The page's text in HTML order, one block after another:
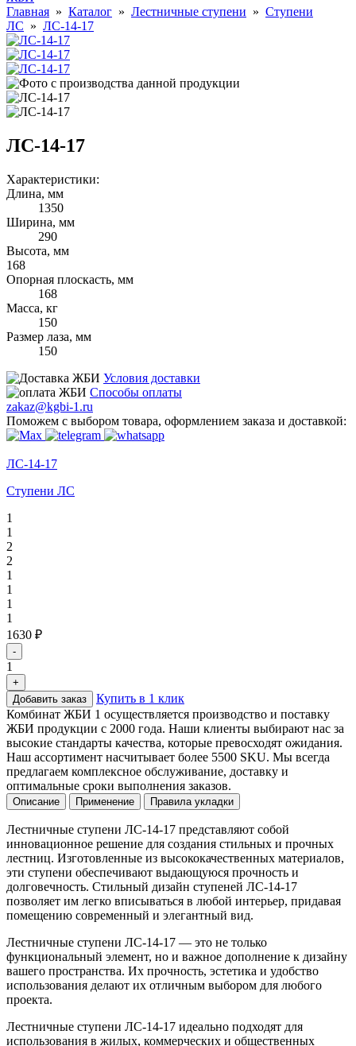
Главная » Каталог » Лестничные ступени » Ступени
ЛС » ЛС-14-17
ЛС-14-17
Характеристики:
Длина, мм
1350
Ширина, мм
290
Высота, мм
168
Опорная плоскасть, мм
168
Масса, кг
150
Размер лаза, мм
150
Условия доставки
Способы оплаты
zakaz@kgbi-1.ru
Поможем с выбором товара, оформлением заказа и доставкой:
ЛС-14-17
Ступени ЛС
1
1
2
2
1
1
1
1
1630 ₽
-
1
+
Добавить заказ
Купить в 1 клик
Комбинат ЖБИ 1 осуществляется производство и поставку
ЖБИ продукции с 2000 года. Наши клиенты выбирают нас за
высокие стандарты качества, которые превосходят ожидания.
Наш ассортимент насчитывает более 5500 SKU. Мы всегда
предлагаем комплексное обслуживание, доставку и
оптимальные сроки выполнения заказов.
Описание Применение Правила укладки
Лестничные ступени ЛС-14-17 представляют собой
инновационное решение для создания стильных и прочных
лестниц. Изготовленные из высококачественных материалов,
эти ступени обеспечивают выдающуюся прочность и
долговечность. Стильный дизайн ступеней ЛС-14-17
позволяет им легко вписываться в любой интерьер, придавая
помещению современный и элегантный вид.
Лестничные ступени ЛС-14-17 — это не только
функциональный элемент, но и важное дополнение к дизайну
вашего пространства. Их прочность, эстетика и удобство
использования делают их отличным выбором для любого
проекта.
Лестничные ступени ЛС-14-17 идеально подходят для
использования в жилых, коммерческих и общественных